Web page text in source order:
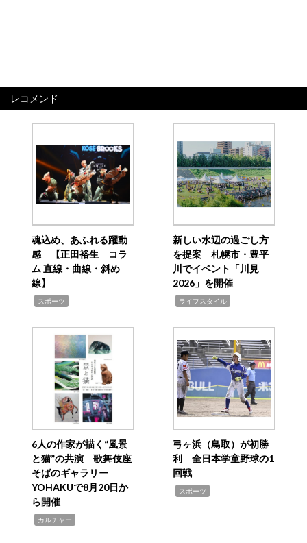
レコメンド
魂込め、あふれる躍動
感 【正田裕生 コラ
ム 直線・曲線・斜め
線】
スポーツ
新しい水辺の過ごし方
を提案 札幌市・豊平
川でイベント「川見
2026」を開催
ライフスタイル
6人の作家が描く“風景
と猫”の共演 歌舞伎座
そばのギャラリー
YOHAKUで8月20日か
ら開催
カルチャー
弓ヶ浜（鳥取）が初勝
利 全日本学童野球の1
回戦
スポーツ